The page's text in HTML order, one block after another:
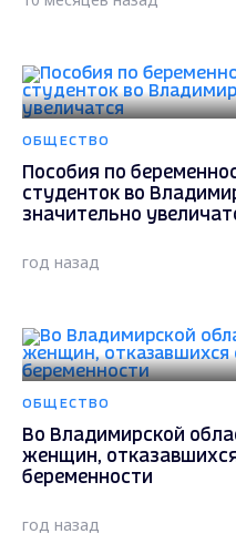
ОБЩЕСТВО
Пособия по
студенток во
значительно
год назад
ОБЩЕСТВО
Во Владимирской
женщин,
беременности
год назад